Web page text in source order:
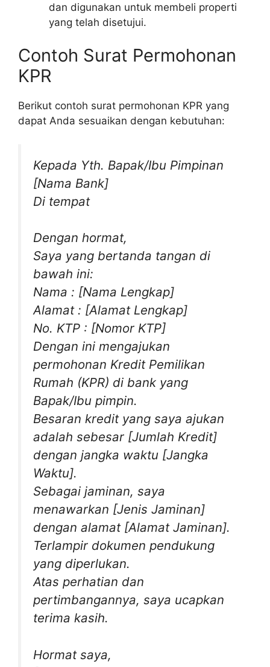
dan digunakan untuk membeli properti
yang telah disetujui.
Contoh Surat Permohonan
KPR
Berikut contoh surat permohonan KPR yang
dapat Anda sesuaikan dengan kebutuhan:
Kepada Yth. Bapak/Ibu Pimpinan
[Nama Bank]
Di tempat
Dengan hormat,
Saya yang bertanda tangan di
bawah ini:
Nama : [Nama Lengkap]
Alamat : [Alamat Lengkap]
No. KTP : [Nomor KTP]
Dengan ini mengajukan
permohonan Kredit Pemilikan
Rumah (KPR) di bank yang
Bapak/Ibu pimpin.
Besaran kredit yang saya ajukan
adalah sebesar [Jumlah Kredit]
dengan jangka waktu [Jangka
Waktu].
Sebagai jaminan, saya
menawarkan [Jenis Jaminan]
dengan alamat [Alamat Jaminan].
Terlampir dokumen pendukung
yang diperlukan.
Atas perhatian dan
pertimbangannya, saya ucapkan
terima kasih.
Hormat saya,